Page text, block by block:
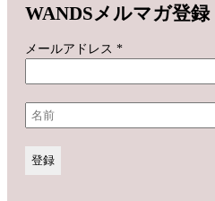
WANDSメルマガ登録
メールアドレス *